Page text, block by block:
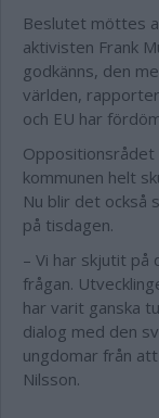
Beslutet möttes
aktivisten Frank
godkänns, den
världen,
och EU har
Oppositionsrådet
kommunen helt
Nu blir det också
på tisdagen.
– Vi har skjutit
frågan.
har varit ganska
dialog med den
ungdomar från
Nilsson.